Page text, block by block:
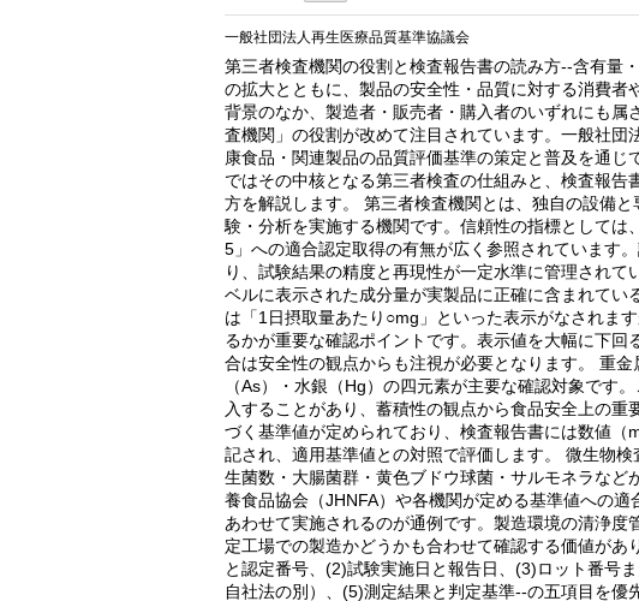
一般社団法人再生医療品質基準協議会
第三者検査機関の役割と検査報告書の読み方--含有量
の拡大とともに、製品の安全性・品質に対する消費
背景のなか、製造者・販売者・購入者のいずれにも
査機関」の役割が改めて注目されています。一般社
康食品・関連製品の品質評価基準の策定と普及を通
ではその中核となる第三者検査の仕組みと、検査報
方を解説します。 第三者検査機関とは、独自の設備
験・分析を実施する機関です。信頼性の指標として
5」への適合認定取得の有無が広く参照されています
り、試験結果の精度と再現性が一定水準に管理され
ベルに表示された成分量が実製品に正確に含まれて
は「1日摂取量あたり○mg」といった表示がなされま
るかが重要な確認ポイントです。表示値を大幅に下
合は安全性の観点からも注視が必要となります。 重
（As）・水銀（Hg）の四元素が主要な確認対象です
入することがあり、蓄積性の観点から食品安全上の
づく基準値が定められており、検査報告書には数値
記され、適用基準値との対照で評価します。 微生物
生菌数・大腸菌群・黄色ブドウ球菌・サルモネラな
養食品協会（JHNFA）や各機関が定める基準値への
あわせて実施されるのが通例です。製造環境の清浄
定工場での製造かどうかも合わせて確認する価値が
と認定番号、(2)試験実施日と報告日、(3)ロット番号
自社法の別）、(5)測定結果と判定基準--の五項目を